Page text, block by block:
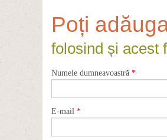
Poți
folosind și acest
Numele dumneavoastră *
E-mail *